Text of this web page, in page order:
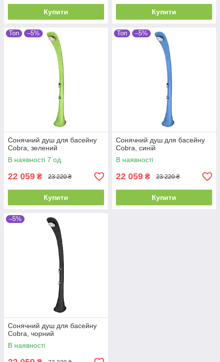
Купити Купити
Топ –5%
Сонячний душ для басейну
Cobra, зелений
В наявності 7 од.
22 059 ₴ 23 220 ₴
Купити
Топ –5%
Сонячний душ для басейну
Cobra, синій
В наявності
22 059 ₴ 23 220 ₴
Купити
–5%
Сонячний душ для басейну
Cobra, чорний
В наявності